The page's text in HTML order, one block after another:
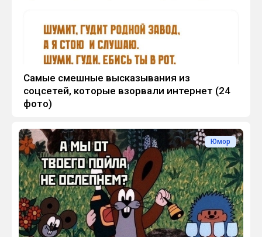
Самые смешные высказывания из
соцсетей, которые взорвали интернет (24
фото)
Юмор